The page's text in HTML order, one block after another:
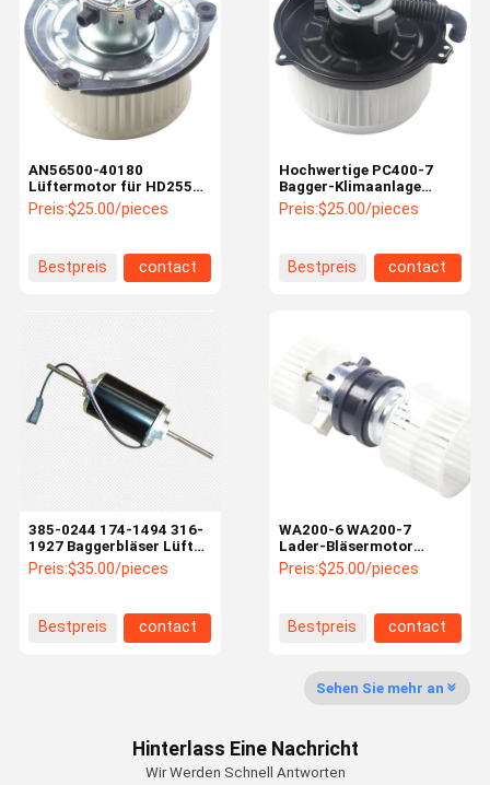
Qualitätskon Kontakt Mit
Motor für Baggerbläser
Hochwertige PC400-7
Bagger-Klimaanlage
Bläserventilator Motor
ND116340-7030 für
Preis:$25.00/pieces
Bestpreis contact
AN56500-40180
Lüftermotor für HD255
HM300 HM400
Maschinenreparaturwerkstätten
Preis:$25.00/pieces
Bestpreis contact
WA200-6 WA200-7
Lader-Bläsermotor
AN51500-11150
AN5150011150 und
Preis:$25.00/pieces
Bestpreis contact
385-0244 174-1494 316-
1927 Baggerbläser Lüfter
3E6392 3E-6392 3161927
3850244 BM24226
Preis:$35.00/pieces
Bestpreis contact
Sehen Sie mehr an
Hinterlass Eine Nachricht
Wir Werden Schnell Antworten